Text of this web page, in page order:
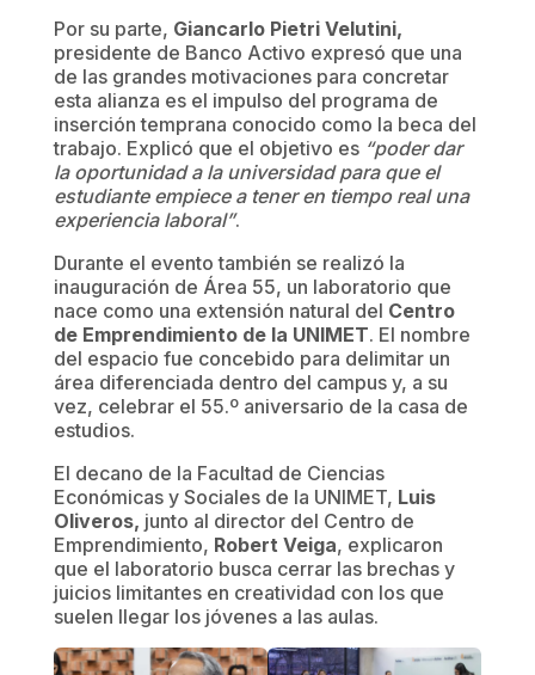
Por su parte, Giancarlo Pietri Velutini,
presidente de Banco Activo expresó que una
de las grandes motivaciones para concretar
esta alianza es el impulso del programa de
inserción temprana conocido como la beca del
trabajo. Explicó que el objetivo es “poder dar
la oportunidad a la universidad para que el
estudiante empiece a tener en tiempo real una
experiencia laboral”.
Durante el evento también se realizó la
inauguración de Área 55, un laboratorio que
nace como una extensión natural del Centro
de Emprendimiento de la UNIMET. El nombre
del espacio fue concebido para delimitar un
área diferenciada dentro del campus y, a su
vez, celebrar el 55.º aniversario de la casa de
estudios.
El decano de la Facultad de Ciencias
Económicas y Sociales de la UNIMET, Luis
Oliveros, junto al director del Centro de
Emprendimiento, Robert Veiga, explicaron
que el laboratorio busca cerrar las brechas y
juicios limitantes en creatividad con los que
suelen llegar los jóvenes a las aulas.